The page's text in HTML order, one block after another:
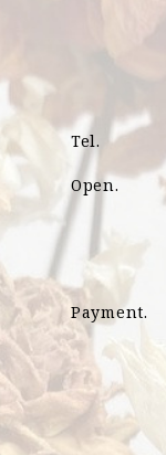
Tel.
Open.
Payment.